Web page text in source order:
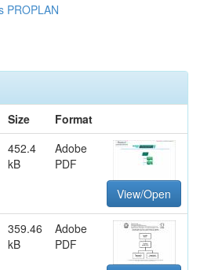
PROPLAN
Size
Format
452.4
kB
Adobe
PDF
View/Open
359.46
kB
Adobe
PDF